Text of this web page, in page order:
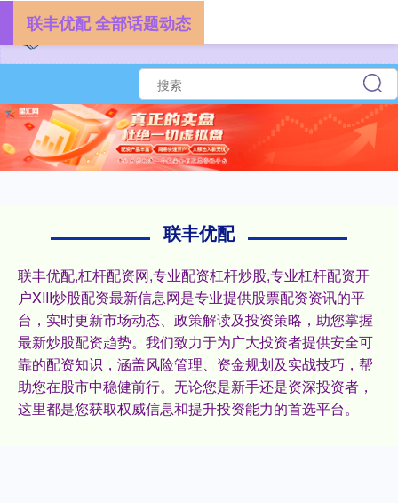
联丰优配
联丰优配,杠杆配资网,专业配资杠杆炒股,专业杠杆配资开
户XIII‌炒股配资最新信息网是专业提供股票配资资讯的平
台，实时更新市场动态、政策解读及投资策略，助您掌握
最新炒股配资趋势。我们致力于为广大投资者提供安全可
靠的配资知识，涵盖风险管理、资金规划及实战技巧，帮
助您在股市中稳健前行。无论您是新手还是资深投资者，
这里都是您获取权威信息和提升投资能力的首选平台。
联丰优配 全部话题动态